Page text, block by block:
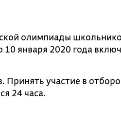
олимпиады
января 2020 года
Принять участие в
24 часа.